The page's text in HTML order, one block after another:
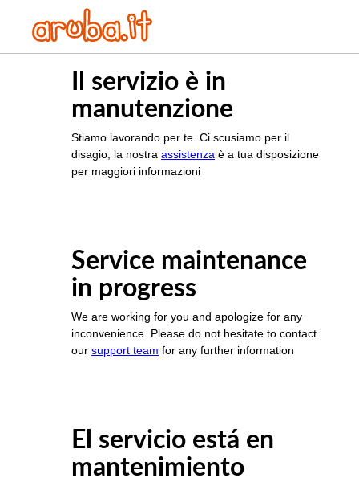
Il servizio è in
manutenzione
Stiamo lavorando per te. Ci scusiamo per il
disagio, la nostra assistenza è a tua disposizione
per maggiori informazioni
Service maintenance
in progress
We are working for you and apologize for any
inconvenience. Please do not hesitate to contact
our support team for any further information
El servicio está en
mantenimiento